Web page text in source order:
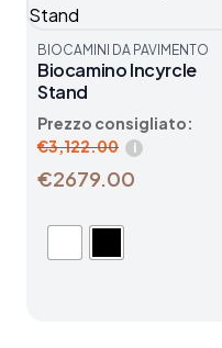
BIOCAMINI DA PAVIMENTO
Biocamino Incyrcle
Stand
Prezzo consigliato:
€3,122.00 i
€2679.00